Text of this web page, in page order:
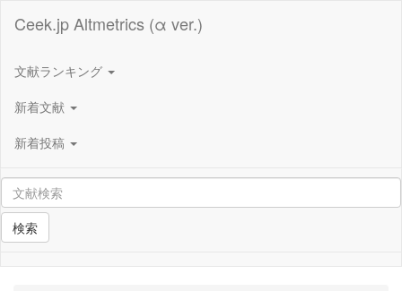
Ceek.jp Altmetrics (α ver.)
文献ランキング
新着文献
新着投稿
検索